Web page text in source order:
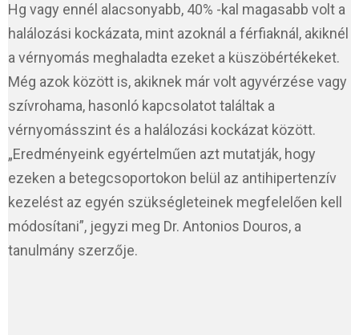
Hg vagy ennél alacsonyabb, 40% -kal magasabb volt a
halálozási kockázata, mint azoknál a férfiaknál, akiknél
a vérnyomás meghaladta ezeket a küszöbértékeket.
Még azok között is, akiknek már volt agyvérzése vagy
szívrohama, hasonló kapcsolatot találtak a
vérnyomásszint és a halálozási kockázat között.
„Eredményeink egyértelműen azt mutatják, hogy
ezeken a betegcsoportokon belül az antihipertenzív
kezelést az egyén szükségleteinek megfelelően kell
módosítani”, jegyzi meg Dr. Antonios Douros, a
tanulmány szerzője.